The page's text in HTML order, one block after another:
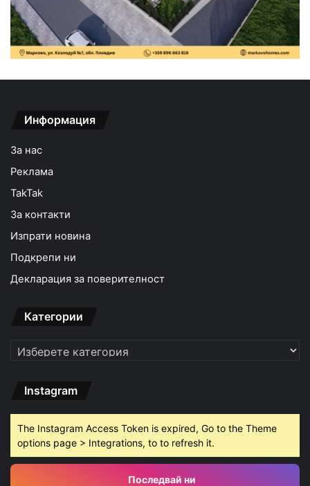
Информация
За нас
Реклама
TakTak
За контакти
Изпрати новина
Подкрепи ни
Декларация за поверителност
Категории
Категории
Instagram
The Instagram Access Token is expired, Go to the Theme
options page > Integrations, to to refresh it.
Последвай ни